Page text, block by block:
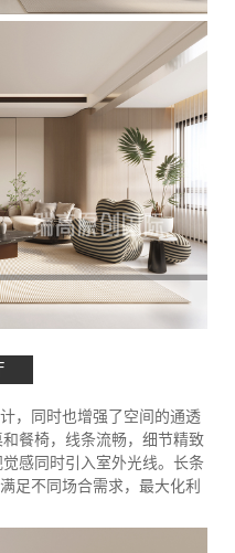
，同时也增强了空间的通透
餐椅，线条流畅，细节精致
感同时引入室外光线。长条
足不同场合需求，最大化利